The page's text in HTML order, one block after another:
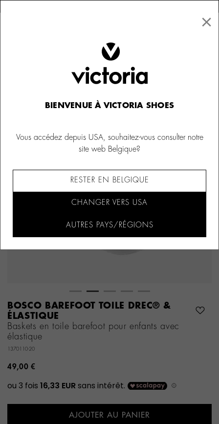
BOSCO BAREFOOT TOILE DREC® &
ÉLASTIQUE
Baskets en toile barefoot pour enfants avec
élastique
1370110-20
49,00 €
AJOUTER AU PANIER
×
BIENVENUE À VICTORIA SHOES
Vous accédez depuis USA, souhaitez-vous consulter notre
site web Belgique?
RESTER EN BELGIQUE
CHANGER VERS USA
AUTRES PAYS/RÉGIONS